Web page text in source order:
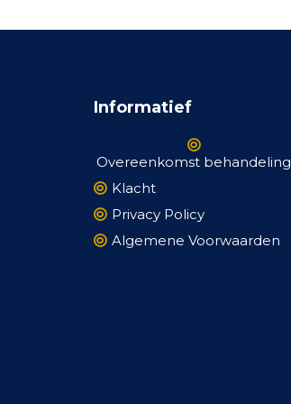
Informatief
Overeenkomst behandeling
Klacht
Privacy Policy
Algemene Voorwaarden